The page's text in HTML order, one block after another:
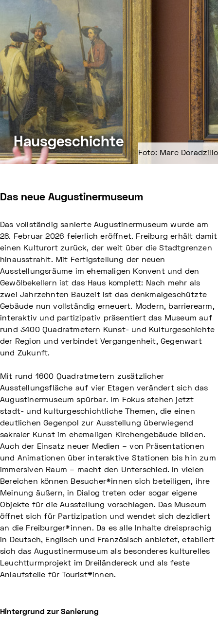
Foto: Marc Doradzillo
Hausgeschichte
Das neue Augustinermuseum
Das vollständig sanierte Augustinermuseum wurde am
28. Februar 2026 feierlich eröffnet. Freiburg erhält damit
einen Kulturort zurück, der weit über die Stadtgrenzen
hinausstrahlt. Mit Fertigstellung der neuen
Ausstellungsräume im ehemaligen Konvent und den
Gewölbekellern ist das Haus komplett: Nach mehr als
zwei Jahrzehnten Bauzeit ist das denkmalgeschützte
Gebäude nun vollständig erneuert. Modern, barrierearm,
interaktiv und partizipativ präsentiert das Museum auf
rund 3400 Quadratmetern Kunst- und Kulturgeschichte
der Region und verbindet Vergangenheit, Gegenwart
und Zukunft.
Mit rund 1600 Quadratmetern zusätzlicher
Ausstellungsfläche auf vier Etagen verändert sich das
Augustinermuseum spürbar. Im Fokus stehen jetzt
stadt- und kulturgeschichtliche Themen, die einen
deutlichen Gegenpol zur Ausstellung überwiegend
sakraler Kunst im ehemaligen Kirchengebäude bilden.
Auch der Einsatz neuer Medien – von Präsentationen
und Animationen über interaktive Stationen bis hin zum
immersiven Raum – macht den Unterschied. In vielen
Bereichen können Besucher*innen sich beteiligen, ihre
Meinung äußern, in Dialog treten oder sogar eigene
Objekte für die Ausstellung vorschlagen. Das Museum
öffnet sich für Partizipation und wendet sich dezidiert
an die Freiburger*innen. Da es alle Inhalte dreisprachig
in Deutsch, Englisch und Französisch anbietet, etabliert
sich das Augustinermuseum als besonderes kulturelles
Leuchtturmprojekt im Dreiländereck und als feste
Anlaufstelle für Tourist*innen.
Hintergrund zur Sanierung